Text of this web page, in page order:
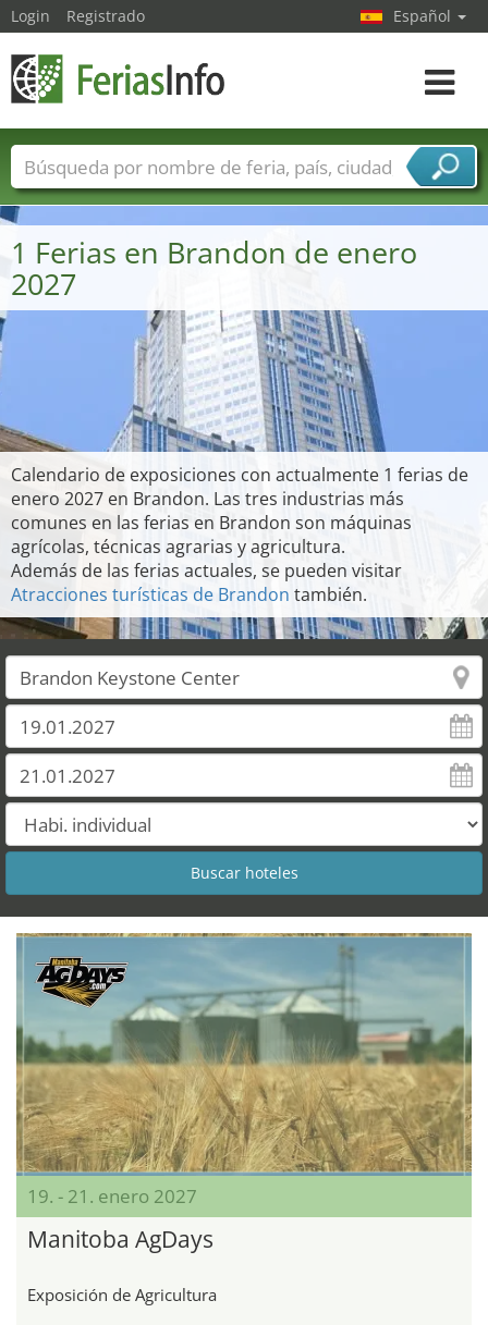
1 Ferias en Brandon de enero
2027
Calendario de exposiciones con actualmente 1 ferias de
enero 2027 en Brandon. Las tres industrias más
comunes en las ferias en Brandon son máquinas
agrícolas, técnicas agrarias y agricultura.
Además de las ferias actuales, se pueden visitar
Atracciones turísticas de Brandon también.
19. - 21. enero 2027
Manitoba AgDays
Exposición de Agricultura
Login Registrado Español
toggle
Nombres de ferias Países
Ciudades
Sectores de ferias
Sectores de proveedor de servicios